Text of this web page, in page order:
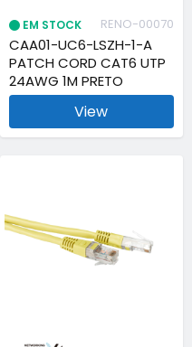
EM STOCK RENO-00070
CAA01-UC6-LSZH-1-A
PATCH CORD CAT6 UTP
24AWG 1M PRETO
View